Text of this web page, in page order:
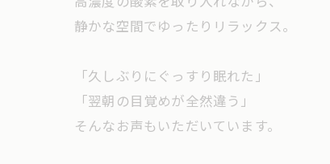
静かな空間でゆったりリラックス。
「久しぶりにぐっすり眠れた」
「翌朝の目覚めが全然違う」
そんなお声もいただいています。